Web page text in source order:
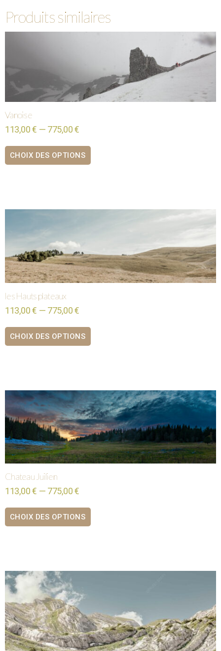
Produits similaires
Vanoise
113,00 € — 775,00 €
CHOIX DES OPTIONS
les Hauts plateaux
113,00 € — 775,00 €
CHOIX DES OPTIONS
Chateau Juilien
113,00 € — 775,00 €
CHOIX DES OPTIONS